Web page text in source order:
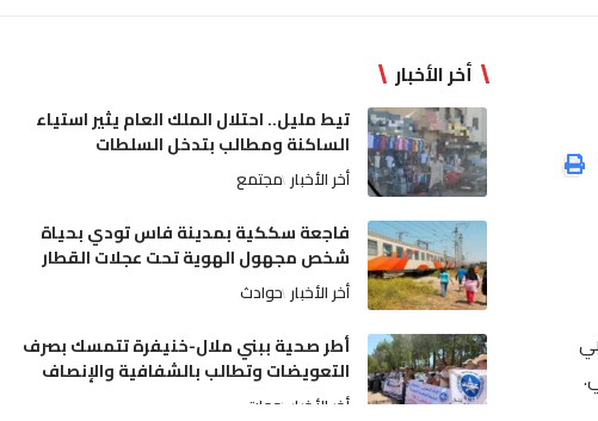
أخر الأخبار
تيط مليل.. احتلال الملك العام يثير استياء
الساكنة ومطالب بتدخل السلطات
أخر الأخبار مجتمع
فاجعة سككية بمدينة فاس تودي بحياة
شخص مجهول الهوية تحت عجلات القطار
أخر الأخبار حوادث
أطر صحية ببني ملال-خنيفرة تتمسك بصرف
التعويضات وتطالب بالشفافية والإنصاف
أخر الأخبار جهات